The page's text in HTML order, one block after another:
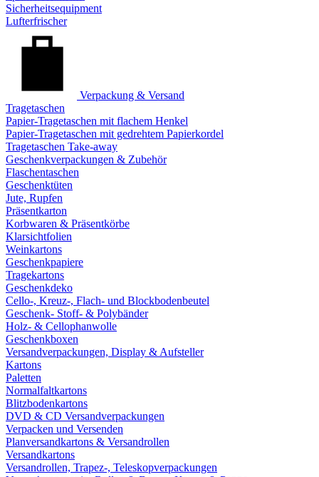
Sicherheitsequipment
Lufterfrischer
Verpackung & Versand
Tragetaschen
Papier-Tragetaschen mit flachem Henkel
Papier-Tragetaschen mit gedrehtem Papierkordel
Tragetaschen Take-away
Geschenkverpackungen & Zubehör
Flaschentaschen
Geschenktüten
Jute, Rupfen
Präsentkarton
Korbwaren & Präsentkörbe
Klarsichtfolien
Weinkartons
Geschenkpapiere
Tragekartons
Geschenkdeko
Cello-, Kreuz-, Flach- und Blockbodenbeutel
Geschenk- Stoff- & Polybänder
Holz- & Cellophanwolle
Geschenkboxen
Versandverpackungen, Display & Aufsteller
Kartons
Paletten
Normalfaltkartons
Blitzbodenkartons
DVD & CD Versandverpackungen
Verpacken und Versenden
Planversandkartons & Versandrollen
Versandkartons
Versandrollen, Trapez-, Teleskopverpackungen